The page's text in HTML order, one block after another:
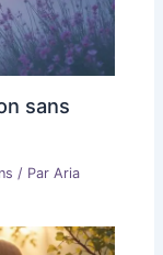
sans
/ ParAria